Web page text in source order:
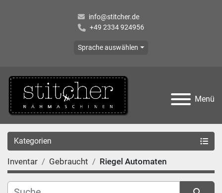
info@stitcher.de
+49 2334 924956
Sprache auswählen
Menü
Kategorien
Inventar Gebraucht Riegel Automaten